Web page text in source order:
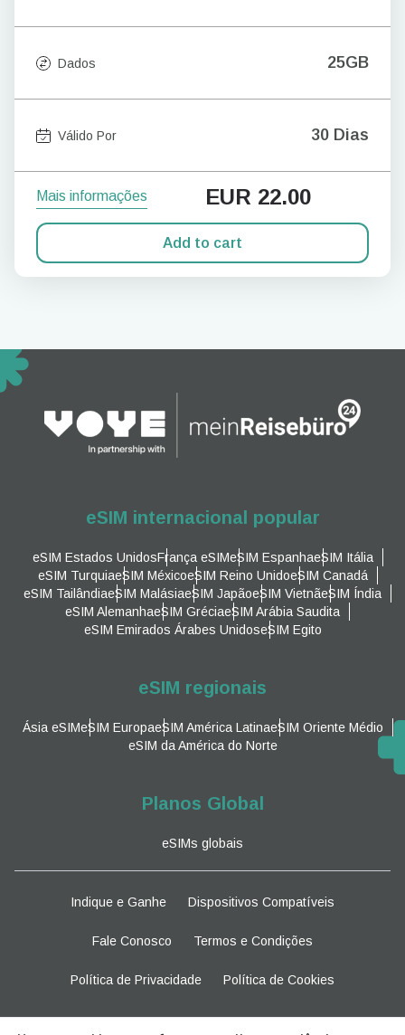
Dados 25GB
Válido Por 30 Dias
Mais informações EUR 22.00
Add to cart
eSIM internacional popular
eSIM Estados UnidosFrança eSIMeSIM EspanhaeSIM Itália
eSIM TurquiaeSIM MéxicoeSIM Reino UnidoeSIM Canadá
eSIM TailândiaeSIM MalásiaeSIM JapãoeSIM VietnãeSIM Índia
eSIM AlemanhaeSIM GréciaeSIM Arábia Saudita
eSIM Emirados Árabes UnidoseSIM Egito
eSIM regionais
Ásia eSIMeSIM EuropaeSIM América LatinaeSIM Oriente Médio
eSIM da América do Norte
Planos Global
eSIMs globais
Indique e Ganhe Dispositivos Compatíveis
Fale Conosco Termos e Condições
Política de Privacidade Política de Cookies